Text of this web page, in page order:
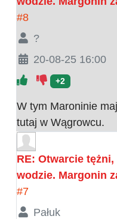
#8
?
20-08-25 16:00
+2
W tym Maroninie
tutaj w Wągrowcu.
RE: Otwarcie
wodzie. Margonin
#7
Pałuk